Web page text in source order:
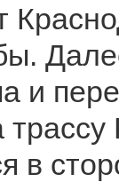
и
в